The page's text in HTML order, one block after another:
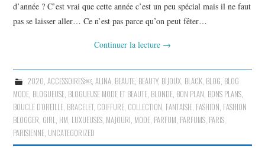
d’année ? C’est vrai que cette année c’est un peu spécial mais il ne faut
pas se laisser aller… Ce n’est pas parce qu’on peut fêter…
Continuer la lecture →
2020, ACCESSOIRES￼, ALINA, BEAUTE, BEAUTY, BIJOUX, BLACK, BLOG, BLOG
MODE, BLOGUEUSE, BLOGUEUSE MODE ET BEAUTE, BLONDE, BON PLAN, BONS PLANS,
BOUCLE D’OREILLE, BRACELET, COIFFURE, COLLECTION, FANTAISIE, FASHION, FASHION
BLOGGER, GIRL, HM, LUXUEUSES, MAJOURI, MODE, PARFUM, PARFUMS, PARIS,
PARISIENNE, UNCATEGORIZED